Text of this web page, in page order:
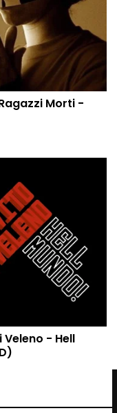
Morti -
Veleno - Hell